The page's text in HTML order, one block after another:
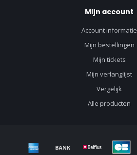
Mijn account
Account informatie
Mijn bestellingen
Mijn tickets
Mijn verlanglijst
Vergelijk
Alle producten